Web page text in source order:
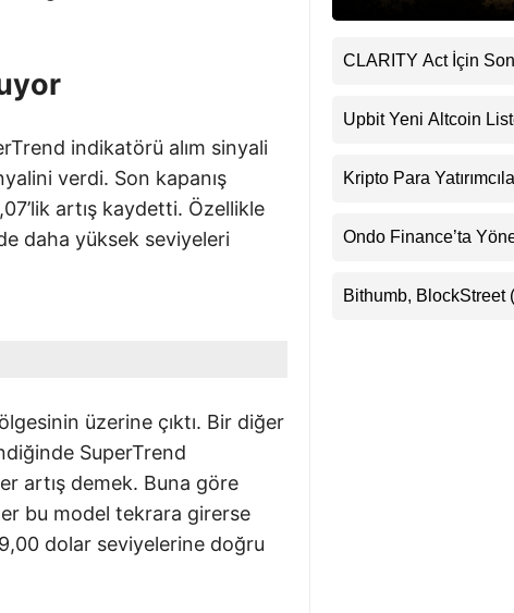
indikatörü alım sinyali
verdi. Son kapanış
artış kaydetti. Özellikle
daha yüksek seviyeleri
üzerine çıktı. Bir diğer
SuperTrend
artış demek. Buna göre
bu model tekrara girerse
dolar seviyelerine doğru
CLARITY Act İçin
Beklentisini Bozabilir
Upbit Yeni Altcoin
Görecek
Kripto Para
Ondo Finance’ta
Kontrolü Mahkemeye
Bithumb, BlockStreet